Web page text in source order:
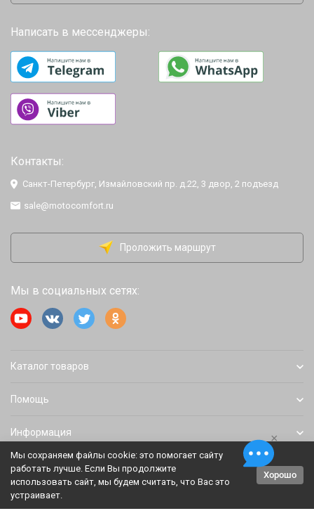
Написать в мессенджеры:
Контакты:
Санкт-Петербург, Измайловский пр. д.22, 3 двор, 2 подъезд
sale@motocomfort.ru
Проложить маршрут
Мы в социальных сетях:
Каталог товаров
Помощь
Информация
Политика персональных данных
Мы сохраняем файлы cookie: это помогает сайту
работать лучше. Если Вы продолжите
использовать сайт, мы будем считать, что Вас это
устраивает.
Хорошо
×